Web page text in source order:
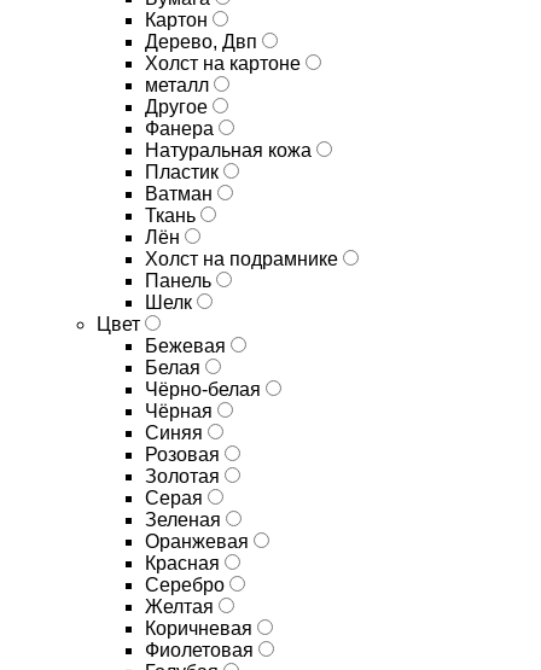
Картон
Дерево, Двп
Холст на картоне
металл
Другое
Фанера
Натуральная кожа
Пластик
Ватман
Ткань
Лён
Холст на подрамнике
Панель
Шелк
Цвет
Бежевая
Белая
Чёрно-белая
Чёрная
Синяя
Розовая
Золотая
Серая
Зеленая
Оранжевая
Красная
Серебро
Желтая
Коричневая
Фиолетовая